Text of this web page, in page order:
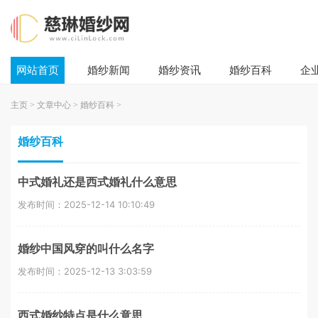
网站首页 婚纱新闻 婚纱资讯 婚纱百科 企
主页 > 文章中心 > 婚纱百科 >
婚纱百科
中式婚礼还是西式婚礼什么意思
发布时间：2025-12-14 10:10:49
婚纱中国风穿的叫什么名字
发布时间：2025-12-13 3:03:59
西式婚纱特点是什么意思